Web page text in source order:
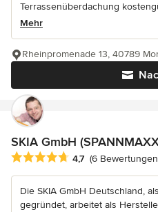
Terrassenüberdachung
Mehr
Rheinpromenade 13, 40789
SKIA GmbH
Durchschnittliche Bewertung:
4,7 (6
Die SKIA GmbH Deutschland,
gegründet, arbeitet als